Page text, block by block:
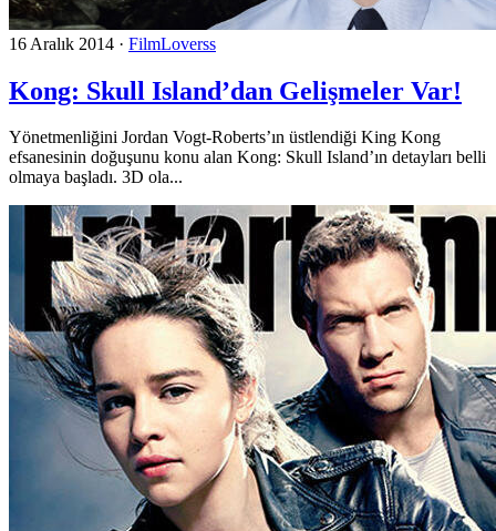
16 Aralık 2014 · FilmLoverss
Kong: Skull Island’dan Gelişmeler Var!
Yönetmenliğini Jordan Vogt-Roberts’ın üstlendiği King Kong
efsanesinin doğuşunu konu alan Kong: Skull Island’ın detayları belli
olmaya başladı. 3D ola...